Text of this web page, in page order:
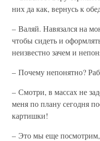
них да как, вернусь к
– Валяй. Навязался на
чтобы сидеть и
неизвестно зачем и
– Почему непонятно?
– Смотри, в массах не
меня по плану сегодня
картишки!
– Это мы еще